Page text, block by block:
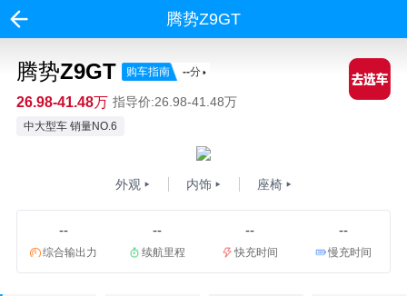
腾势Z9GT
腾势Z9GT 购车指南 --分
26.98-41.48万 指导价:26.98-41.48万
中大型车 销量NO.6
外观 内饰 座椅
--
综合输出力
--
续航里程
--
快充时间
--
慢充时间